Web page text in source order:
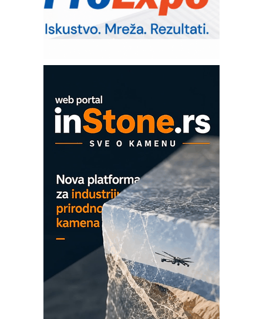
Sigurnije ispitivanje transformatora u
solarnim elektranama i vetroparkovima
Pranje točkova na gradilištu- standard
Proizvodnja iC7 Hybrid 1500 VDC
COMBYPACK
EVOKS Maintenance Management
ROSA i SCHUNK podižu proizvodnju
Detekcija različitih oblika